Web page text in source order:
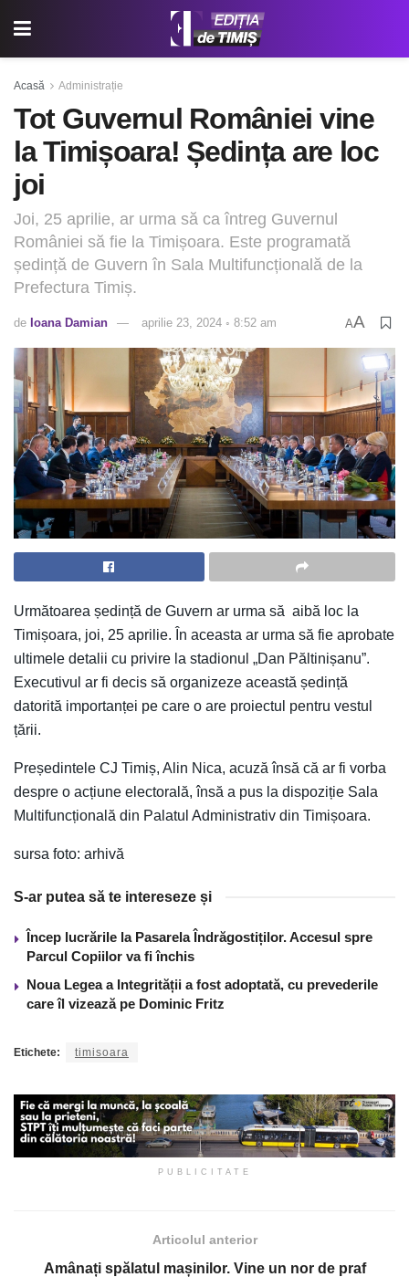
Acasă Administrație
Tot Guvernul României vine
la Timișoara! Ședința are loc
joi
Joi, 25 aprilie, ar urma să ca întreg Guvernul
României să fie la Timișoara. Este programată
ședință de Guvern în Sala Multifuncțională de la
Prefectura Timiș.
de Ioana Damian aprilie 23, 2024 ◦ 8:52 am AA
Următoarea ședință de Guvern ar urma să aibă loc la
Timișoara, joi, 25 aprilie. În aceasta ar urma să fie aprobate
ultimele detalii cu privire la stadionul „Dan Păltinișanu”.
Executivul ar fi decis să organizeze această ședință
datorită importanței pe care o are proiectul pentru vestul
țării.
Președintele CJ Timiș, Alin Nica, acuză însă că ar fi vorba
despre o acțiune electorală, însă a pus la dispoziție Sala
Multifuncțională din Palatul Administrativ din Timișoara.
sursa foto: arhivă
S-ar putea să te intereseze și
Încep lucrările la Pasarela Îndrăgostiților. Accesul spre
Parcul Copiilor va fi închis
Noua Legea a Integrității a fost adoptată, cu prevederile
care îl vizează pe Dominic Fritz
Etichete: timisoara
PUBLICITATE
Articolul anterior
Amânați spălatul mașinilor. Vine un nor de praf